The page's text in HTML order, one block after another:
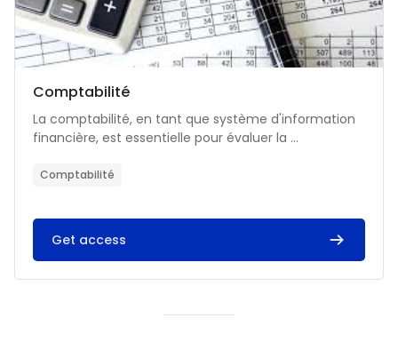
Catégorie de cours
Nom du cours
Comptabilité
Résumé du cours :
La comptabilité, en tant que système d'information
financière, est essentielle pour évaluer la ...
Comptabilité
Get access